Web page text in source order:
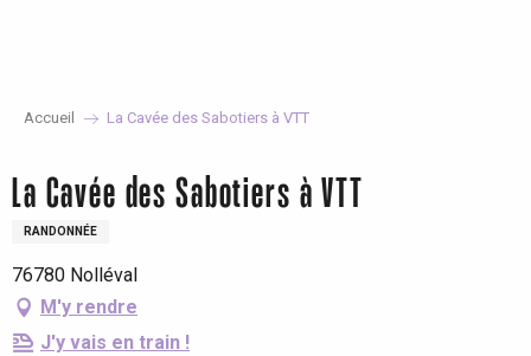
Accueil La Cavée des Sabotiers à VTT
La Cavée des Sabotiers à VTT
RANDONNÉE
76780 Nolléval
M'y rendre
J'y vais en train !